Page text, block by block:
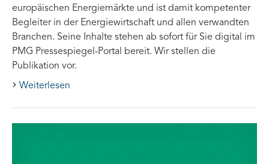
europäischen Energiemärkte und ist damit kompetenter
Begleiter in der Energiewirtschaft und allen verwandten
Branchen. Seine Inhalte stehen ab sofort für Sie digital im
PMG Pressespiegel-Portal bereit. Wir stellen die
Publikation vor.
Weiterlesen